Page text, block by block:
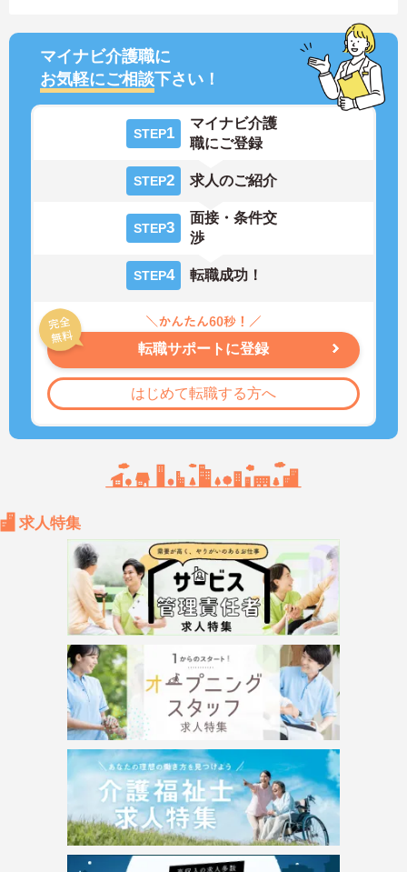
マイナビ介護職に
お気軽にご相談下さい！
STEP1
マイナビ介護
職にご登録
STEP2 求人のご紹介
STEP3
面接・条件交
渉
STEP4 転職成功！
転職サポートに登録
はじめて転職する方へ
求人特集